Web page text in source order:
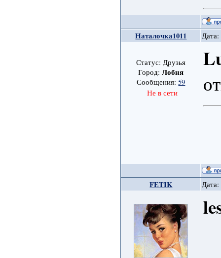
Наталочка1011
Статус: Друзья
Город:Лобня
Сообщения:59
Не в сети
FETIK